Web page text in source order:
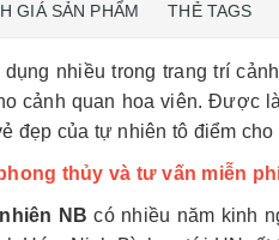
GIÁ SẢN PHẨM THẺ TAGS
nhiều trong trang trí
cảnh quan hoa viên. Được
đẹp của tự nhiên tô điểm
thủy và tư vấn miễn
NB có nhiều năm kinh